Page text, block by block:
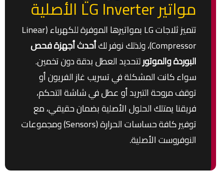
مواتير LG Inverter الأصلية
تتميز ثلاجات LG بمواتيرها الموفرة للكهرباء (Linear
Compressor)، ولذلك نوفر لك
أحدث أجهزة فحص
البوردة والموتورلتحديد العطل بدقة دون تخمين.
سواء كانت المشكلة في تسريب غاز الفريون أو
توقف مروحة التبريد أو عطل في شاشة التحكم،
فريقنا يمتلك الحلول الأصلية بضمان حقيقي، مع
توفير كافة حساسات الحرارة (Sensors) ومجموعات
النوفروست الأصلية.